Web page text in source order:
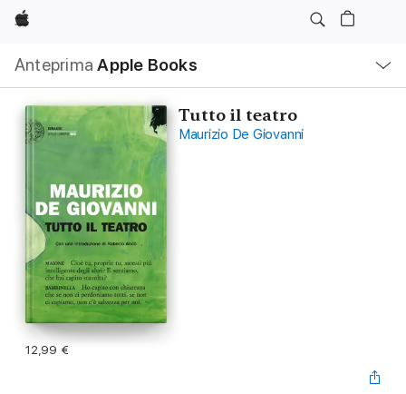
Apple
Anteprima Apple Books
locale
Apri
Menu
Tutto il teatro
Maurizio De Giovanni
12,99 €